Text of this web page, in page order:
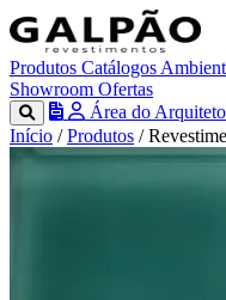
Produtos Catálogos
Showroom Ofertas
Área do Arquiteto
Início / Produtos /